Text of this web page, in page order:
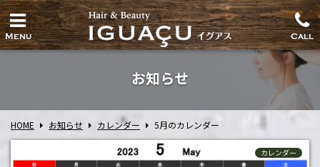
Menu Call
お知らせ
HOME お知らせ カレンダー 5月のカレンダー
カレンダー